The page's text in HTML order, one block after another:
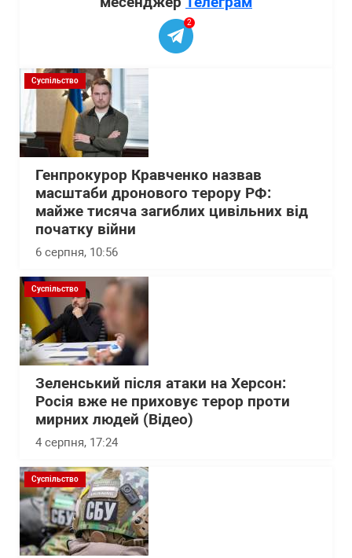
2
Суспільство
Генпрокурор Кравченко назвав
масштаби дронового терору РФ:
майже тисяча загиблих цивільних від
початку війни
6 серпня, 10:56
Суспільство
Зеленський після атаки на Херсон:
Росія вже не приховує терор проти
мирних людей (Відео)
4 серпня, 17:24
Суспільство